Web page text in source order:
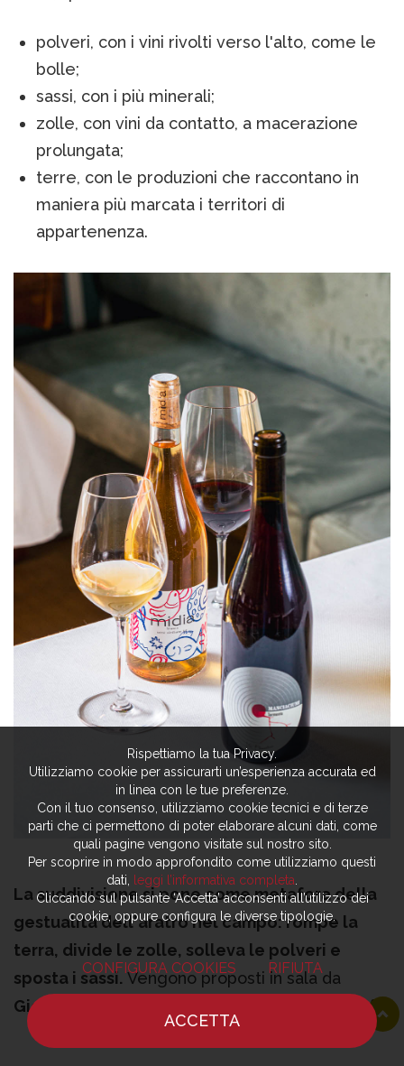
polveri, con i vini rivolti verso l'alto, come le
bolle;
sassi, con i più minerali;
zolle, con vini da contatto, a macerazione
prolungata;
terre, con le produzioni che raccontano in
maniera più marcata i territori di
appartenenza.
La suddivisione si pone come metafora della
gestualità dell'aratro nel campo: rompe la
terra, divide le zolle, solleva le polveri e
sposta i sassi.Vengono proposti in sala da
Giorgia Chiodi Latini,
brillante figlia dello chef,
anche più modalità di audaci pairings analcolici
Rispettiamo la tua Privacy.
Utilizziamo cookie per assicurarti un’esperienza accurata ed
in linea con le tue preferenze.
Con il tuo consenso, utilizziamo cookie tecnici e di terze
parti che ci permettono di poter elaborare alcuni dati, come
quali pagine vengono visitate sul nostro sito.
Per scoprire in modo approfondito come utilizziamo questi
dati,
leggi l’informativa completa
Cliccando sul pulsante ‘Accetta’ acconsenti all’utilizzo dei
cookie, oppure configura le diverse tipologie.
CONFIGURA COOKIES RIFIUTA
ACCETTA